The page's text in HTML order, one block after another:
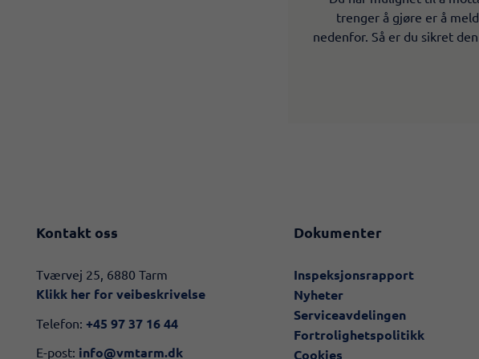
trenger å gjøre er å
nedenfor. Så er du sikret
Kontakt oss
​​Tværvej 25, 6880 Tarm
Klikk her for veibeskrivelse​
Telefon: +45 97 37 16 44
E-post: info@vmtarm.dk
Dokumenter
Inspeksjonsrapport
Nyheter
Serviceavdelingen
Fortrolighetspolitikk
Cookies